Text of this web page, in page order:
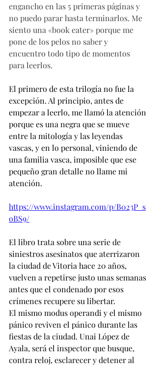
engancho en las 5 primeras páginas y
no puedo parar hasta terminarlos. Me
siento una «book eater» porque me
pone de los pelos no saber y
encuentro todo tipo de momentos
para leerlos.
El primero de esta trilogía no fue la
excepción. Al principio, antes de
empezar a leerlo, me llamó la atención
porque es una negra que se mueve
entre la mitología y las leyendas
vascas, y en lo personal, viniendo de
una familia vasca, imposible que ese
pequeño gran detalle no llame mi
atención.
https://www.instagram.com/p/B023P_s
oBS9/
El libro trata sobre una serie de
siniestros asesinatos que aterrizaron
la ciudad de Vitoria hace 20 años,
vuelven a repetirse justo unas semanas
antes que el condenado por esos
crímenes recupere su libertar.
El mismo modus operandi y el mismo
pánico reviven el pánico durante las
fiestas de la ciudad. Unai López de
Ayala, será el inspector que busque,
contra reloj, esclarecer y detener al